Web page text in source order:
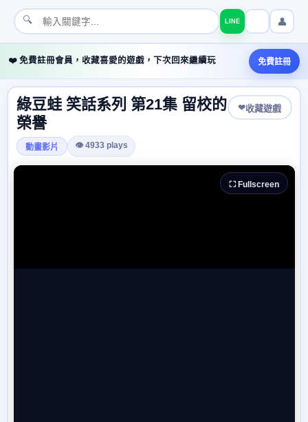
🔍 LINE 👤
❤️ 免費註冊會員，收藏喜愛的遊戲，下次回來繼續玩 免費註冊
綠豆蛙 笑話系列 第21集 留校的
榮譽
❤收藏遊戲
動畫影片 👁 4933 plays
⛶ Fullscreen